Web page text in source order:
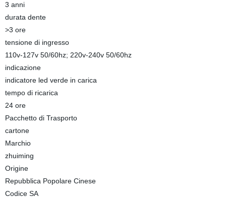
3 anni
durata dente
>3 ore
tensione di ingresso
110v-127v 50/60hz; 220v-240v 50/60hz
indicazione
indicatore led verde in carica
tempo di ricarica
24 ore
Pacchetto di Trasporto
cartone
Marchio
zhuiming
Origine
Repubblica Popolare Cinese
Codice SA